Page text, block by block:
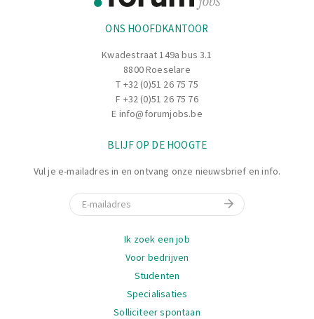
ONS HOOFDKANTOOR
Kwadestraat 149a bus 3.1
8800 Roeselare
T +32 (0)51 26 75 75
F +32 (0)51 26 75 76
E info@forumjobs.be
BLIJF OP DE HOOGTE
Vul je e-mailadres in en ontvang onze nieuwsbrief en info.
E-mail
Ik zoek een job
Voor bedrijven
Studenten
Specialisaties
Solliciteer spontaan